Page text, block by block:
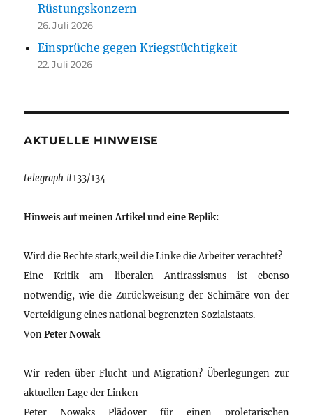
Rüstungskonzern
26. Juli 2026
Einsprüche gegen Kriegstüchtigkeit
22. Juli 2026
AKTUELLE HINWEISE
telegraph #133/134
Hinweis auf meinen Artikel und eine Replik:
Wird die Rechte stark,weil die Linke die Arbeiter verachtet?
Eine Kritik am liberalen Antirassismus ist ebenso
notwendig, wie die Zurückweisung der Schimäre von der
Verteidigung eines national begrenzten Sozialstaats.
VonPeter Nowak
Wir reden über Flucht und Migration? Überlegungen zur
aktuellen Lage der Linken
Peter Nowaks Plädoyer für einen proletarischen